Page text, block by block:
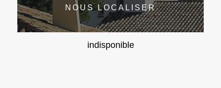
NOUS LOCALISER
indisponible